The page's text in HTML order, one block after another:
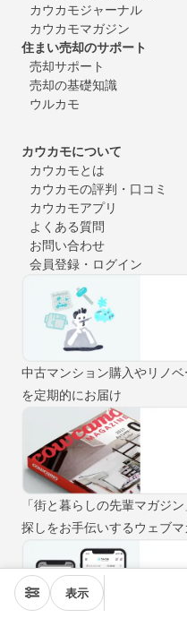
表示
カウカモジャーナル
カウカモマガジン
住まい売却のサポート
売却サポート
売却の基礎知識
ウルカモ
カウカモについて
カウカモとは
カウカモの評判・口コミ
カウカモアプリ
よくある質問
お問い合わせ
会員登録・ログイン
中古マンション購入やリノ
を定期的にお届け
「街と暮らしの先輩マガジ
探しをお手伝いするウェブマ